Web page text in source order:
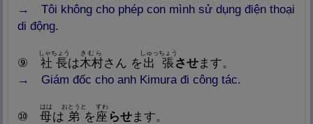
→ Tôi không cho phép con mình sử dụng điện thoại
di động.
⑨ 社 長
TRƯỜNG, TRƯỞNG,
TRƯỚNG
しゃちょう
は木村
きむら
さん を 出 張
しゅっちょう
させます。
→ Giám đốc cho anh Kimura đi công tác.
⑩ 母
はは
は 弟
おとうと
を 座
すわ
らせます。